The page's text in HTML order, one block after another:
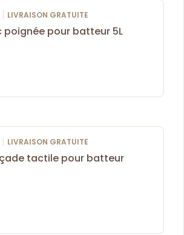
| LIVRAISON GRATUITE
poignée pour batteur 5L
| LIVRAISON GRATUITE
tactile pour batteur